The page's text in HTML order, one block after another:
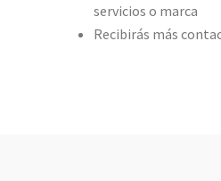
servicios o marca
Recibirás más